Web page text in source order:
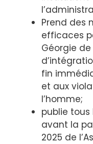
Prend des
efficaces
Géorgie
fin
et aux
l’homme;
publie tous
avant la
2025 de